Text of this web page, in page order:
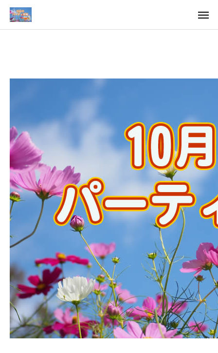
料金について
成婚までの流れ
会員様からの喜びの声
よくあるご質問
ブログ
お問い合わせ